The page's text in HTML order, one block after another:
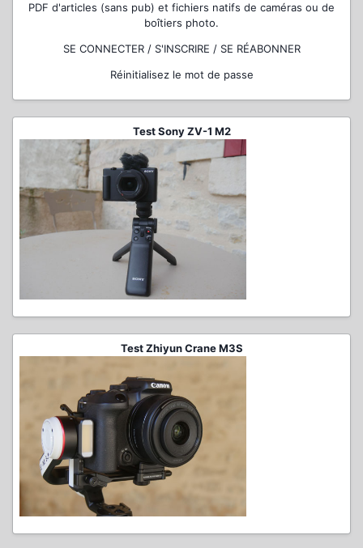
PDF d'articles (sans pub) et fichiers natifs de caméras ou de
boîtiers photo.
SE CONNECTER / S'INSCRIRE / SE RÉABONNER
Réinitialisez le mot de passe
Test Sony ZV-1 M2
Test Zhiyun Crane M3S